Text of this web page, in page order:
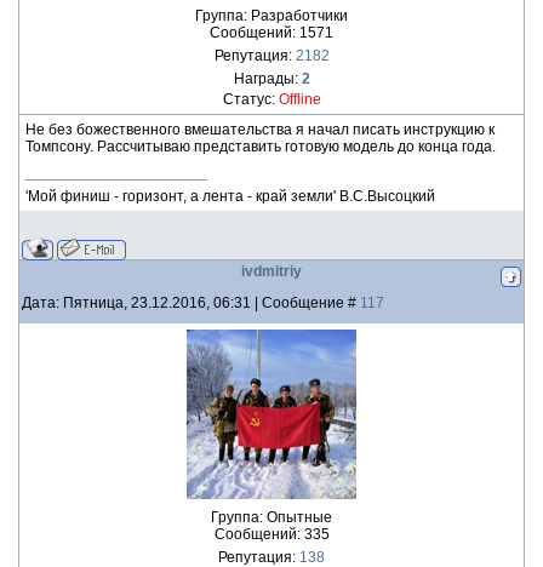
Группа: Разработчики
Сообщений: 1571
Репутация: 2182
Награды: 2
Статус: Offline
Не без божественного вмешательства я начал писать инструкцию к
Томпсону. Рассчитываю представить готовую модель до конца года.
'Мой финиш - горизонт, а лента - край земли' В.С.Высоцкий
ivdmitriy
Дата: Пятница, 23.12.2016, 06:31 | Сообщение # 117
Группа: Опытные
Сообщений: 335
Репутация: 138